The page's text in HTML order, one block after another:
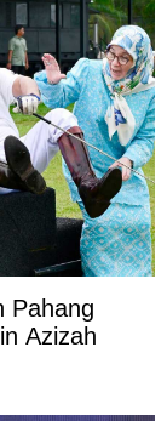
Pahang
Azizah